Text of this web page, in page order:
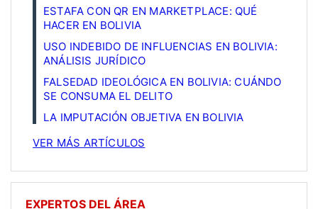
ESTAFA CON QR EN MARKETPLACE: QUÉ
HACER EN BOLIVIA
USO INDEBIDO DE INFLUENCIAS EN BOLIVIA:
ANÁLISIS JURÍDICO
FALSEDAD IDEOLÓGICA EN BOLIVIA: CUÁNDO
SE CONSUMA EL DELITO
LA IMPUTACIÓN OBJETIVA EN BOLIVIA
VER MÁS ARTÍCULOS
EXPERTOS DEL ÁREA